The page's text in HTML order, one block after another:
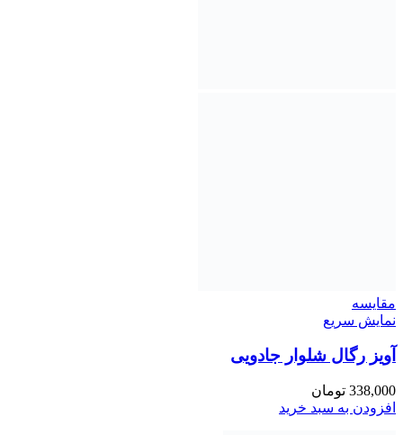
مقايسه
نمایش سریع
آویز رگال شلوار جادویی
338,000 تومان
افزودن به سبد خرید